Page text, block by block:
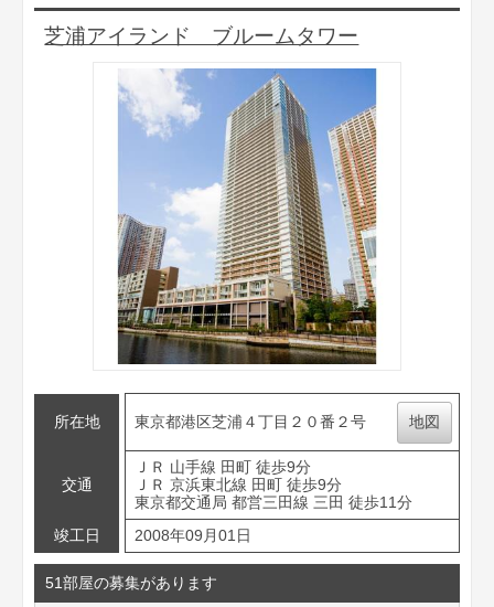
芝浦アイランド ブルームタワー
所在地 東京都港区芝浦４丁目２０番２号 地図
交通
ＪＲ 山手線 田町 徒歩9分
ＪＲ 京浜東北線 田町 徒歩9分
東京都交通局 都営三田線 三田 徒歩11分
竣工日
2008年09月01日
51部屋の募集があります